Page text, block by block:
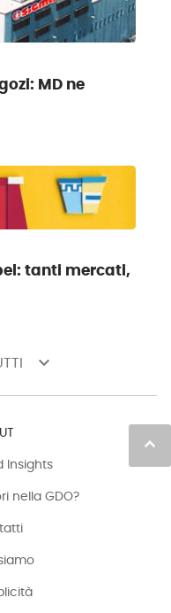
MD ne
tanti mercati,
keyboard_arrow_down
keyboard_arrow_up
Insights
nella GDO?